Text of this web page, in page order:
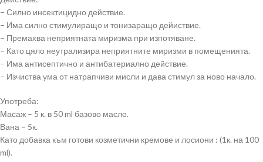
– Силно инсектицидно действие.
– Има силно стимулиращо и тонизаращо дейиствие.
– Премахва неприятната миризма при изпотяване.
– Като цяло неутрализира неприятните миризми в помещенията.
– Има антисептично и антибатериално действие.
– Изчиства ума от натрапчиви мисли и дава стимул за ново начало.
Употреба:
Масаж – 5 к. в 50 ml базово масло.
Вана – 5к.
Като добавка към готови козметични кремове и лосиони : (1к. на 100
ml).